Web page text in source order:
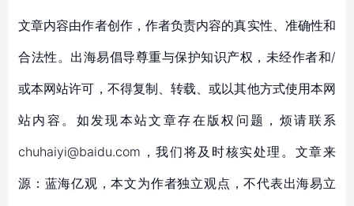
文章内容由作者创作，作者负责内容的真实性、准确性和
合法性。出海易倡导尊重与保护知识产权，未经作者和/
或本网站许可，不得复制、转载、或以其他方式使用本网
站内容。如发现本站文章存在版权问题，烦请联系
chuhaiyi@baidu.com，我们将及时核实处理。文章来
源：蓝海亿观，本文为作者独立观点，不代表出海易立